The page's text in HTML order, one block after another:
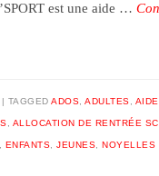
est une aide …
TAGGEDADOS ,ADULTES
ALLOCATION DE RENTRÉE
ENFANTS ,JEUNES ,NOYELLES